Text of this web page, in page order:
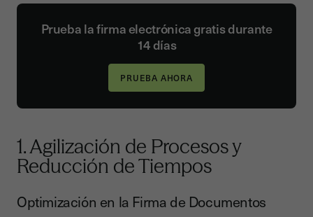
Digital Empresarial
Prueba la firma electrónica gratis durante
14 días
1. Agilización de Procesos y
Reducción de Tiempos
Optimización en la Firma de Documentos